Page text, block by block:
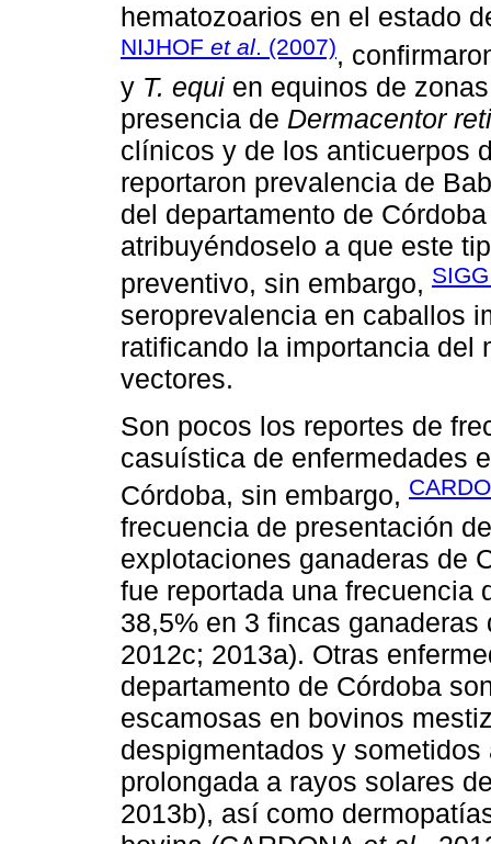
hematozoarios en el estado
NIJHOF et al. (2007),
y T. equi en equinos de
presencia de Dermacentor
clínicos y de los anticuerpos
reportaron prevalencia de
del departamento de
atribuyéndoselo a que este
preventivo, sin embargo,
seroprevalencia en caballos
ratificando la importancia del
vectores.
Son pocos los reportes de
casuística de enfermedades
Córdoba, sin embargo,
frecuencia de presentación
explotaciones ganaderas de
fue reportada una frecuencia
38,5% en 3 fincas
2012c; 2013a). Otras
departamento de Córdoba
escamosas en bovinos
despigmentados y
prolongada a rayos solares
2013b), así como